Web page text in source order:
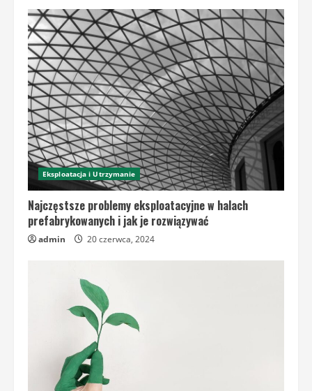
Eksploatacja i Utrzymanie
Najczęstsze problemy eksploatacyjne w halach
prefabrykowanych i jak je rozwiązywać
admin 20 czerwca, 2024